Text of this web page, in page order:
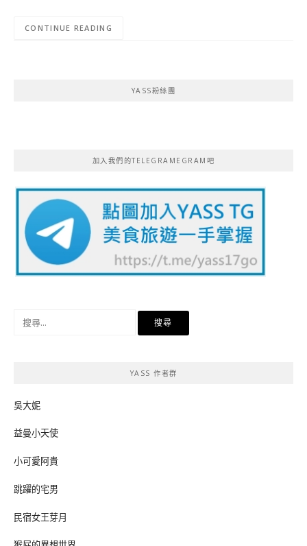
CONTINUE READING
YASS粉絲團
加入我們的TELEGRAMEGRAM吧
YASS 作者群
吳大妮
益曼小天使
小可愛阿貴
跳躍的宅男
民宿女王芽月